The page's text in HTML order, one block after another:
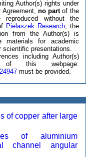
Author(s) rights under
Agreement, no partof the
without the
Pielaszek Research, the
from the Author(s) is
for academic
scientific presentations.
including Author(s)
this webpage:
must be provided.
of copper after large
of aluminium
channel angular